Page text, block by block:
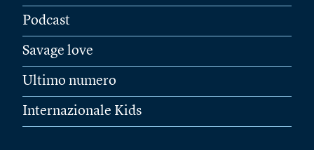
Podcast
Savage love
Ultimo numero
Internazionale Kids